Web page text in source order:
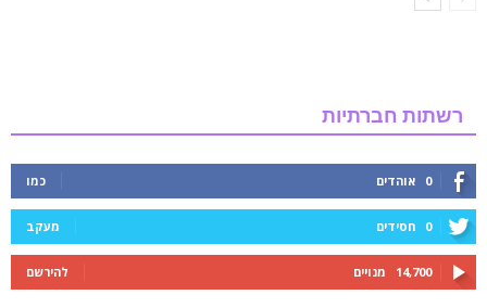
רשתות חברתיות
0 אוהדים כמו
0 חסידים מעקב
14,700 מנויים להירשם